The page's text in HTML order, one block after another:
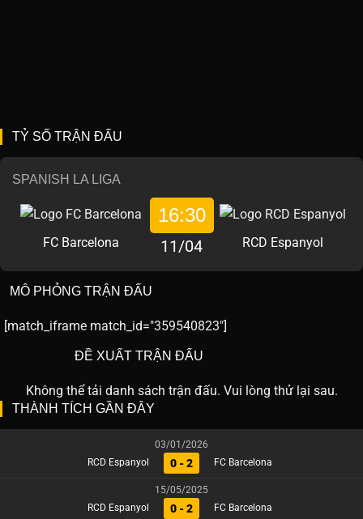
TỶ SỐ TRẬN ĐẤU
SPANISH LA LIGA
FC Barcelona
16:30
11/04 RCD Espanyol
MÔ PHỎNG TRẬN ĐẤU
match_id="359540823"]
ĐỀ XUẤT TRẬN ĐẤU
Không thể tải danh sách trận đấu. Vui lòng thử lại sau.
THÀNH TÍCH GẦN ĐÂY
03/01/2026
RCD Espanyol
0 - 2 FC Barcelona
15/05/2025
RCD Espanyol
0 - 2 FC Barcelona